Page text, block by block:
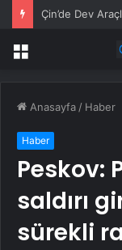
Menü
Anasayfa / Haber
Haber
Peskov:
saldırı
sürekli